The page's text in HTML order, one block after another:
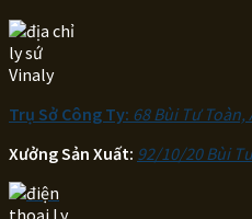
Trụ Sở Công Ty: 68 Bùi Tư Toàn,
Xưởng Sản Xuất: 92/10/20 Bùi